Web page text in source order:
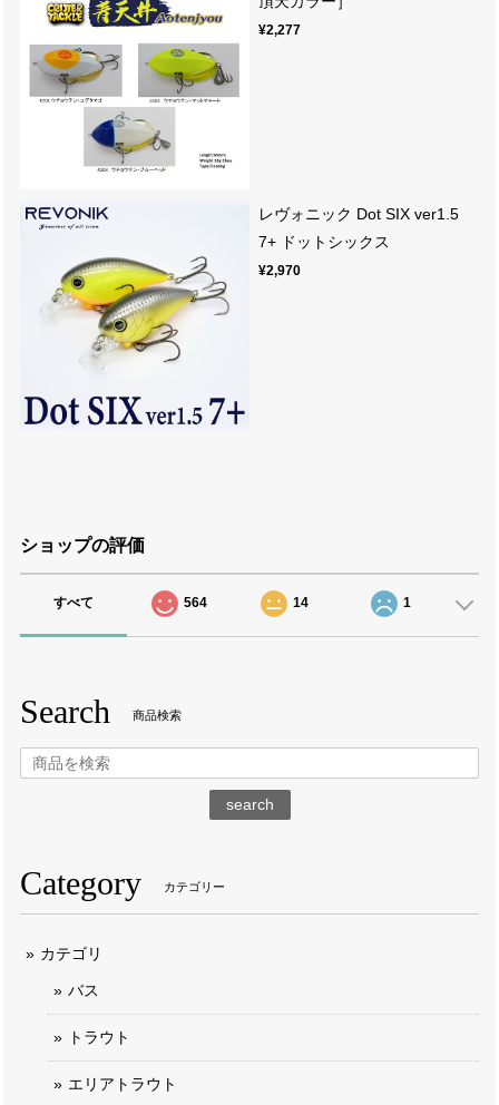
¥2,277
レヴォニック Dot SIX ver1.5
7+ ドットシックス
¥2,970
ショップの評価
すべて 564 14 1
Search 商品検索
search
Category カテゴリー
カテゴリ
バス
トラウト
エリアトラウト